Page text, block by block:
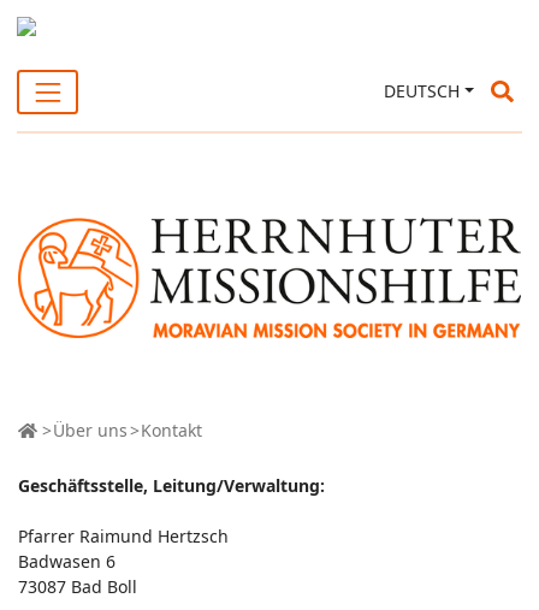
DEUTSCH
Über uns Kontakt
Geschäftsstelle, Leitung/Verwaltung:
Pfarrer Raimund Hertzsch
Badwasen 6
73087 Bad Boll